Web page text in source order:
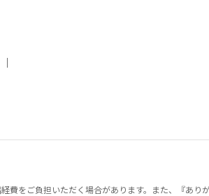
｜
をご負担いただく場合があります。また、『あり